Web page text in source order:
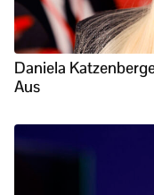
Daniela
Aus